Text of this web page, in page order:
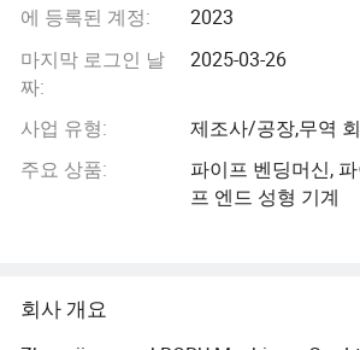
에 등록된 계정:
2023
마지막 로그인 날
짜:
2025-03-26
사업 유형:
제조사/공장,무역
주요 상품:
파이프 벤딩머신,
프 엔드 성형 기계
회사 개요